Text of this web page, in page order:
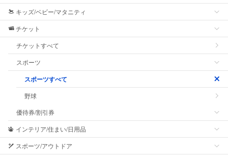
キッズ/ベビー/マタニティ
チケット
チケットすべて
スポーツ
スポーツすべて
野球
優待券/割引券
インテリア/住まい/日用品
スポーツ/アウトドア